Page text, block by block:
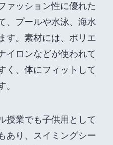
ァッション性に優れた
、プールや水泳、海水
す。素材には、ポリエ
イロンなどが使われて
く、体にフィットして
。
授業でも子供用として
あり、スイミングシー